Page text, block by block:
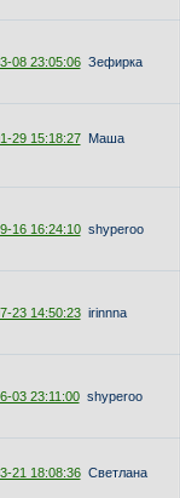
08 23:05:06 Зефирка
29 15:18:27
Маша
16 16:24:10 shyperoo
23 14:50:23 irinnna
03 23:11:00 shyperoo
21 18:08:36 Светлана